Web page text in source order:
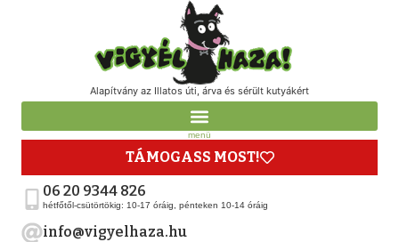
Alapítvány az Illatos úti, árva és sérült kutyákért
menü
TÁMOGASS MOST!
06 20 9344 826
hétfőtől-csütörtökig: 10-17 óráig, pénteken 10-14 óráig
info@vigyelhaza.hu